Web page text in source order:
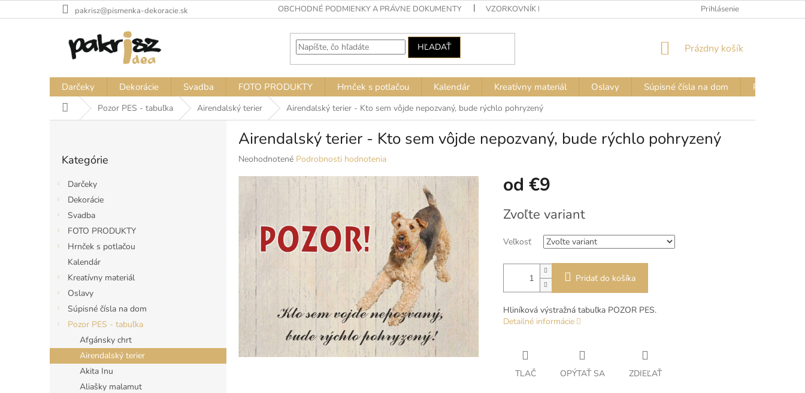
na
pakrisz@pismenka-dekoracie.sk OBCHODNÉ PODMIENKY A PRÁVNE DOKUMENTY VZORKOVNÍK FARIEB VZORKOVNÍK FARIEB – NÁPISY NA TRIČKÁ
Prihlásenie
HĽADAŤ
NÁKUPNÝ
Prázdny košík
Darčeky Dekorácie Svadba FOTO PRODUKTY Hrnček s potlačou Kalendár Kreatívny materiál Oslavy Súpisné čísla na dom Pozor PES -
DomovPozor PES - tabuľka Airendalský terier Airendalský terier - Kto sem vôjde nepozvaný, bude rýchlo pohryzený
kategórie
Kategórie
Darčeky
Dekorácie
Svadba
FOTO PRODUKTY
Hrnček s potlačou
Kalendár
Kreatívny materiál
Oslavy
Súpisné čísla na dom
Pozor PES - tabuľka
Afgánsky chrt
Airendalský terier
Akita Inu
Aliašky malamut
Airendalský terier - Kto sem vôjde nepozvaný, bude rýchlo pohryzený
Priemerné
produktu
hviezdičiek.
Neohodnotené Podrobnosti hodnotenia
od €9
cena:
Zvoľte variant
Veľkosť
Pridať do košíka
Hliníková výstražná tabuľka POZOR PES.
Detailné informácie
TLAČ OPÝTAŤ SA ZDIEĽAŤ